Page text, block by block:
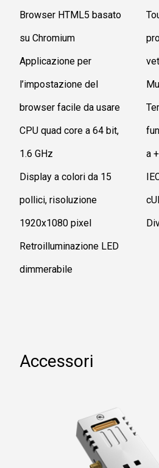
Browser HTML5 basato
su Chromium
Applicazione per
l’impostazione del
browser facile da usare
CPU quad core a 64 bit,
1.6 GHz
Display a colori da 15
pollici, risoluzione
1920x1080 pixel
Retroilluminazione LED
dimmerabile
a
Accessori